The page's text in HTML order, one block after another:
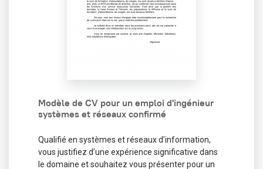
Modèle de CV pour un emploi d'ingénieur
systèmes et réseaux confirmé
Qualifié en systèmes et réseaux d’information,
vous justifiez d’une expérience significative dans
le domaine et souhaitez vous présenter pour un